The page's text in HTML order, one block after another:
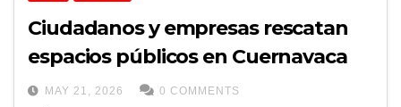
Ciudadanos y empresas rescatan
espacios públicos en Cuernavaca
MAY 21, 2026 0 COMMENTS